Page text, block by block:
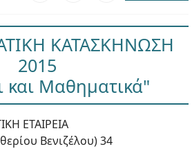
ΚΑΤΑΣΚΗΝΩΣΗ
2015
και Μαθηματικά"
ΕΤΑΙΡΕΙΑ
Βενιζέλου) 34